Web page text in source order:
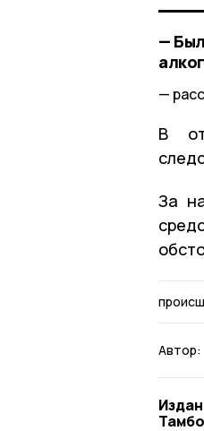
—
В
За
Автор: